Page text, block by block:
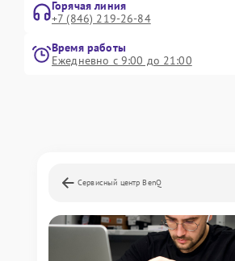
Горячая линия
+7 (846) 219-26-84
Время работы
Ежедневно с 9:00 до 21:00
Сервисный центр BenQ